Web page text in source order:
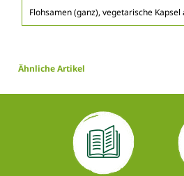
Flohsamen (ganz), vegetarische Kapsel
Ähnliche Artikel